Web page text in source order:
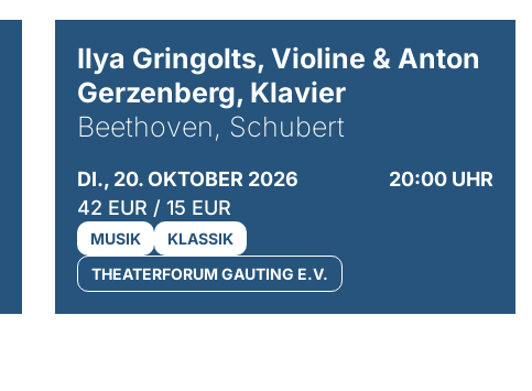
Ilya Gringolts, Violine & Anton
Gerzenberg, Klavier
Beethoven, Schubert
DI., 20. OKTOBER 2026
20:00 UHR
42 EUR / 15 EUR
MUSIK
KLASSIK
THEATERFORUM GAUTING E.V.